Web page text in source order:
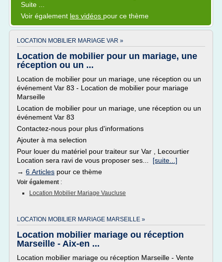
Suite ...
Voir également les vidéos pour ce thème
LOCATION MOBILIER MARIAGE VAR »
Location de mobilier pour un mariage, une
réception ou un ...
Location de mobilier pour un mariage, une réception ou un
événement Var 83 - Location de mobilier pour mariage
Marseille
Location de mobilier pour un mariage, une réception ou un
événement Var 83
Contactez-nous pour plus d'informations
Ajouter à ma selection
Pour louer du matériel pour traiteur sur Var , Lecourtier
Location sera ravi de vous proposer ses... [suite...]
→ 6 Articles pour ce thème
Voir également :
Location Mobilier Mariage Vaucluse
LOCATION MOBILIER MARIAGE MARSEILLE »
Location mobilier mariage ou réception
Marseille - Aix-en ...
Location mobilier mariage ou réception Marseille - Vente